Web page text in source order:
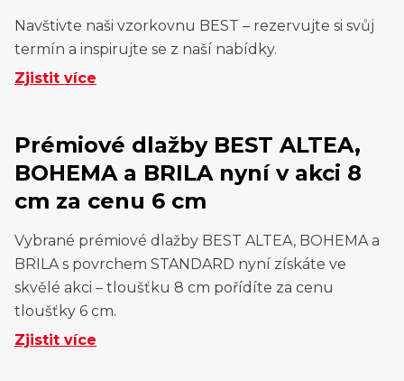
Navštivte naši vzorkovnu BEST – rezervujte si svůj
termín a inspirujte se z naší nabídky.
Zjistit více
Prémiové dlažby BEST ALTEA,
BOHEMA a BRILA nyní v akci 8
cm za cenu 6 cm
Vybrané prémiové dlažby BEST ALTEA, BOHEMA a
BRILA s povrchem STANDARD nyní získáte ve
skvělé akci – tloušťku 8 cm pořídíte za cenu
tloušťky 6 cm.
Zjistit více